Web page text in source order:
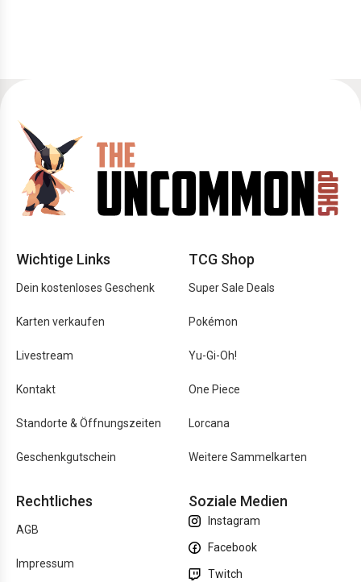
Wichtige Links
Dein kostenloses Geschenk
Karten verkaufen
Livestream
Kontakt
Standorte & Öffnungszeiten
Geschenkgutschein
TCG Shop
Super Sale Deals
Pokémon
Yu-Gi-Oh!
One Piece
Lorcana
Weitere Sammelkarten
Rechtliches
AGB
Impressum
Soziale Medien
Instagram
Facebook
Twitch